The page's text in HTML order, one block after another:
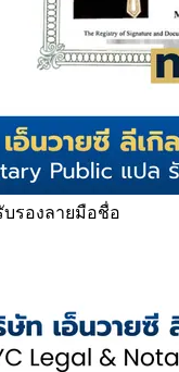
รองลายมือชื่อ